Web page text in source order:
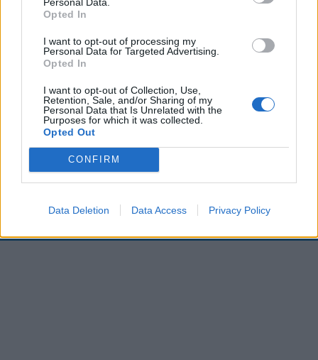
Opted In
I want to opt-out of processing my
Personal Data for Targeted Advertising.
Opted In
I want to opt-out of Collection, Use,
Retention, Sale, and/or Sharing of my
Personal Data that Is Unrelated with the
Purposes for which it was collected.
Opted Out
CONFIRM
Data Deletion Data Access Privacy Policy
00:00 01:16
Leonardo Maria Del Vecchio dall'ex compagna
in ospedale. Le dichiarazioni ai giornalisti